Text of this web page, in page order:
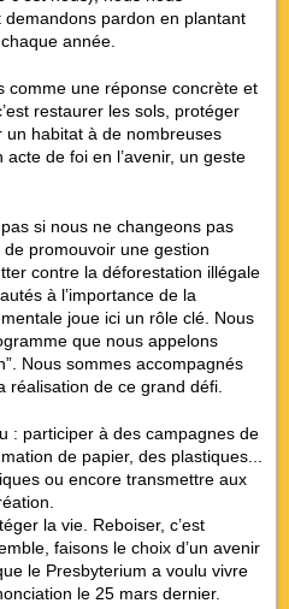
pardon en plantant
année.
comme une réponse concrète et
restaurer les sols, protéger
habitat à de nombreuses
de foi en l’avenir, un geste
si nous ne changeons pas
promouvoir une gestion
contre la déforestation illégale
à l’importance de la
joue ici un rôle clé. Nous
que nous appelons
Nous sommes accompagnés
réalisation de ce grand défi.
: participer à des campagnes de
de papier, des plastiques...
ou encore transmettre aux
la vie. Reboiser, c’est
faisons le choix d’un avenir
le Presbyterium a voulu vivre
le 25 mars dernier.